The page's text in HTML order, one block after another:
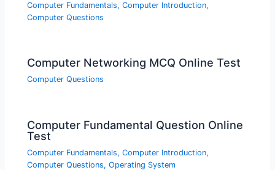
Computer Fundamentals,Computer Introduction,
Computer Questions
Computer Networking MCQ Online Test
Computer Questions
Computer Fundamental Question Online
Test
Computer Fundamentals,Computer Introduction,
Computer Questions,Operating System